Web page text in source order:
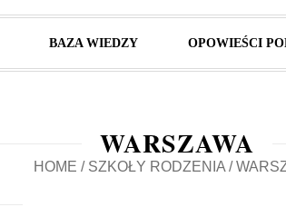
BAZA WIEDZY OPOWIEŚCI
WARSZAWA
HOME / SZKOŁY RODZENIA /